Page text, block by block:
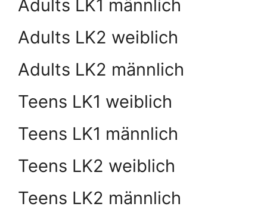
Adults LK1 männlich
Adults LK2 weiblich
Adults LK2 männlich
Teens LK1 weiblich
Teens LK1 männlich
Teens LK2 weiblich
Teens LK2 männlich